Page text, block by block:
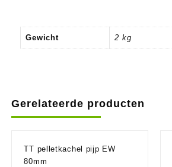
Gewicht 2 kg
Gerelateerde producten
TT pelletkachel pijp EW
80mm